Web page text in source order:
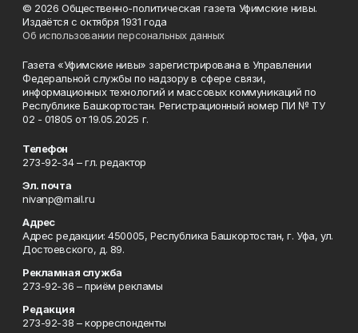
© 2026 Общественно-политическая газета Уфимские нивы.
Издаётся с октября 1931 года
Об использовании персональных данных
Газета «Уфимские нивы» зарегистрирована в Управлении
Федеральной службы по надзору в сфере связи,
информационных технологий и массовых коммуникаций по
Республике Башкортостан. Регистрационный номер ПИ № ТУ
02 - 01805 от 19.05.2025 г.
Телефон
273-92-34 – гл. редактор
Эл. почта
nivanp@mail.ru
Адрес
Адрес редакции: 450005, Республика Башкортостан, г. Уфа, ул.
Достоевского, д. 89.
Рекламная служба
273-92-36 – приём рекламы
Редакция
273-92-38 – корреспонденты